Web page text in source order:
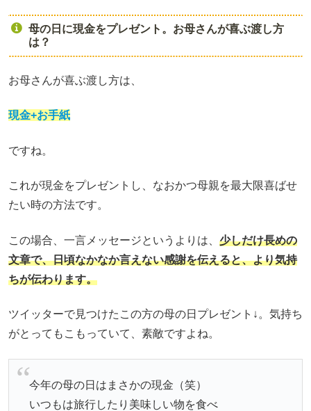
母の日に現金をプレゼント。お母さんが喜ぶ渡し方
は？
お母さんが喜ぶ渡し方は、
現金+お手紙
ですね。
これが現金をプレゼントし、なおかつ母親を最大限喜ばせ
たい時の方法です。
この場合、一言メッセージというよりは、 少しだけ長めの
文章で、日頃なかなか言えない感謝を伝えると、より気持
ちが伝わります。
ツイッターで見つけたこの方の母の日プレゼント↓。気持ち
がとってもこもっていて、素敵ですよね。
今年の母の日はまさかの現金（笑）
いつもは旅行したり美味しい物を食べ